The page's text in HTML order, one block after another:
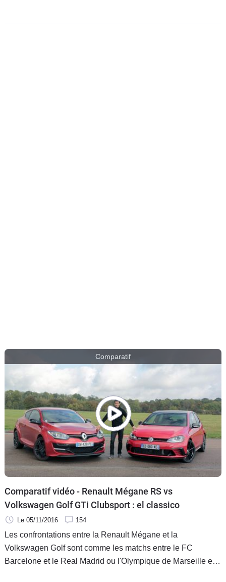
marques ? Réponse avec ce comparatif mettant aux prises
Comparatif
Comparatif vidéo - Renault Mégane RS vs
Volkswagen Golf GTi Clubsport : el classico
Le 05/11/2016 154
Les confrontations entre la Renault Mégane et la
Volkswagen Golf sont comme les matchs entre le FC
Barcelone et le Real Madrid ou l'Olympique de Marseille et